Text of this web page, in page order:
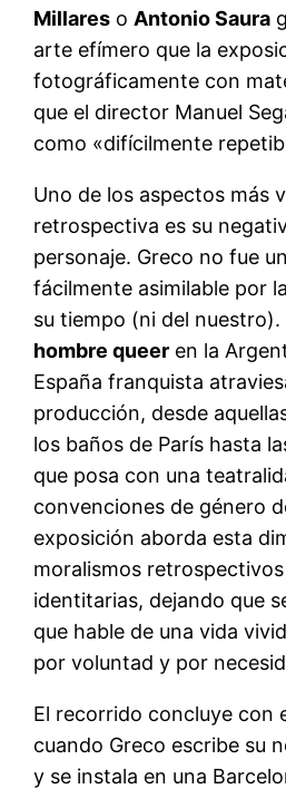
Millares o Antonio Saura
arte efímero que la
fotográficamente con
que el director Manuel
como «difícilmente
Uno de los aspectos más
retrospectiva es su
personaje. Greco no fue
fácilmente asimilable por
su tiempo (ni del
hombre queer en la
España franquista
producción, desde
los baños de París hasta
que posa con una
convenciones de género
exposición aborda esta
moralismos
identitarias, dejando que
que hable de una vida
por voluntad y por
El recorrido concluye con
cuando Greco escribe su
y se instala en una